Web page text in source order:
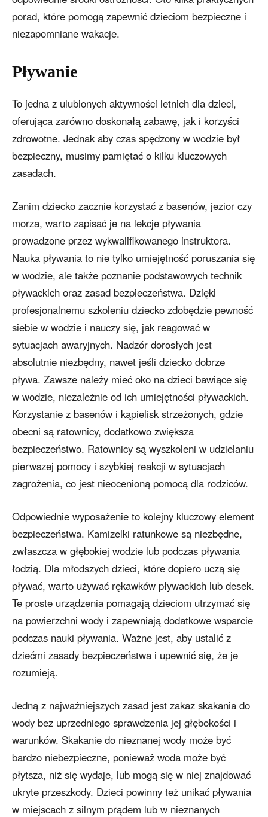
porad, które pomogą zapewnić dzieciom bezpieczne i
niezapomniane wakacje.
Pływanie
To jedna z ulubionych aktywności letnich dla dzieci,
oferująca zarówno doskonałą zabawę, jak i korzyści
zdrowotne. Jednak aby czas spędzony w wodzie był
bezpieczny, musimy pamiętać o kilku kluczowych
zasadach.
Zanim dziecko zacznie korzystać z basenów, jezior czy
morza, warto zapisać je na lekcje pływania
prowadzone przez wykwalifikowanego instruktora.
Nauka pływania to nie tylko umiejętność poruszania się
w wodzie, ale także poznanie podstawowych technik
pływackich oraz zasad bezpieczeństwa. Dzięki
profesjonalnemu szkoleniu dziecko zdobędzie pewność
siebie w wodzie i nauczy się, jak reagować w
sytuacjach awaryjnych. Nadzór dorosłych jest
absolutnie niezbędny, nawet jeśli dziecko dobrze
pływa. Zawsze należy mieć oko na dzieci bawiące się
w wodzie, niezależnie od ich umiejętności pływackich.
Korzystanie z basenów i kąpielisk strzeżonych, gdzie
obecni są ratownicy, dodatkowo zwiększa
bezpieczeństwo. Ratownicy są wyszkoleni w udzielaniu
pierwszej pomocy i szybkiej reakcji w sytuacjach
zagrożenia, co jest nieocenioną pomocą dla rodziców.
Odpowiednie wyposażenie to kolejny kluczowy element
bezpieczeństwa. Kamizelki ratunkowe są niezbędne,
zwłaszcza w głębokiej wodzie lub podczas pływania
łodzią. Dla młodszych dzieci, które dopiero uczą się
pływać, warto używać rękawków pływackich lub desek.
Te proste urządzenia pomagają dzieciom utrzymać się
na powierzchni wody i zapewniają dodatkowe wsparcie
podczas nauki pływania. Ważne jest, aby ustalić z
dziećmi zasady bezpieczeństwa i upewnić się, że je
rozumieją.
Jedną z najważniejszych zasad jest zakaz skakania do
wody bez uprzedniego sprawdzenia jej głębokości i
warunków. Skakanie do nieznanej wody może być
bardzo niebezpieczne, ponieważ woda może być
płytsza, niż się wydaje, lub mogą się w niej znajdować
ukryte przeszkody. Dzieci powinny też unikać pływania
w miejscach z silnym prądem lub w nieznanych